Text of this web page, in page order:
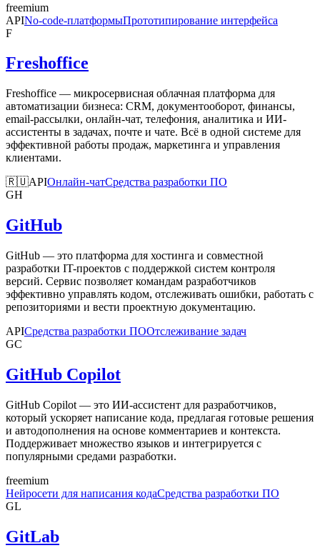
freemium
APINo-code-платформыПрототипирование интерфейса
F
Freshoffice
Freshoffice — микросервисная облачная платформа для
автоматизации бизнеса: CRM, документооборот, финансы,
email-рассылки, онлайн-чат, телефония, аналитика и ИИ-
ассистенты в задачах, почте и чате. Всё в одной системе для
эффективной работы продаж, маркетинга и управления
клиентами.
🇷🇺APIОнлайн-чатСредства разработки ПО
GH
GitHub
GitHub — это платформа для хостинга и совместной
разработки IT-проектов с поддержкой систем контроля
версий. Сервис позволяет командам разработчиков
эффективно управлять кодом, отслеживать ошибки, работать с
репозиториями и вести проектную документацию.
APIСредства разработки ПООтслеживание задач
GC
GitHub Copilot
GitHub Copilot — это ИИ-ассистент для разработчиков,
который ускоряет написание кода, предлагая готовые решения
и автодополнения на основе комментариев и контекста.
Поддерживает множество языков и интегрируется с
популярными средами разработки.
freemium
Нейросети для написания кодаСредства разработки ПО
GL
GitLab